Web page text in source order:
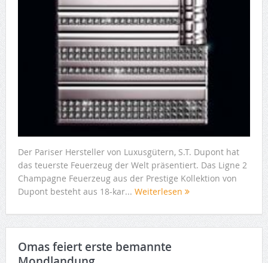
Der Pariser Hersteller von Luxusgütern, S.T. Dupont hat
das teuerste Feuerzeug der Welt präsentiert. Das Ligne 2
Champagne Feuerzeug aus der Prestige Kollektion von
Dupont besteht aus 18-kar... Weiterlesen
Omas feiert erste bemannte